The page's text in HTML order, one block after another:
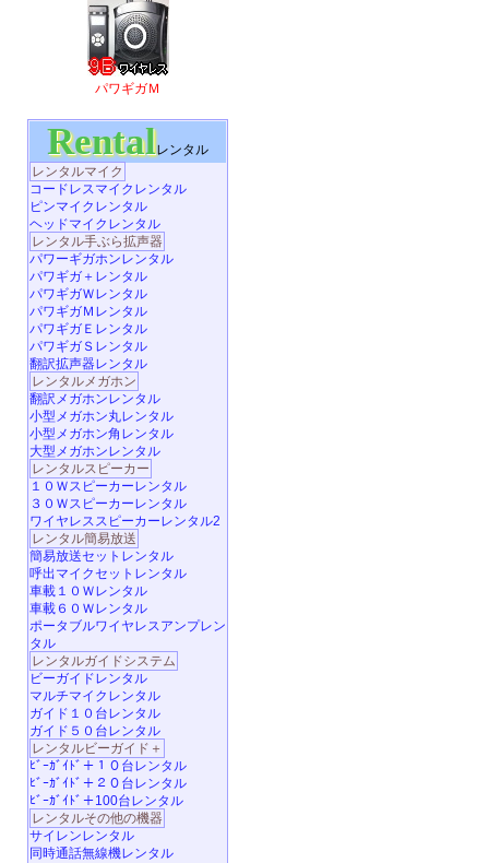
パワギガＭ
Rentalレンタル
レンタルマイク
コードレスマイクレンタル
ピンマイクレンタル
ヘッドマイクレンタル
レンタル手ぶら拡声器
パワーギガホンレンタル
パワギガ＋レンタル
パワギガＷレンタル
パワギガＭレンタル
パワギガＥレンタル
パワギガＳレンタル
翻訳拡声器レンタル
レンタルメガホン
翻訳メガホンレンタル
小型メガホン丸レンタル
小型メガホン角レンタル
大型メガホンレンタル
レンタルスピーカー
１０Ｗスピーカーレンタル
３０Ｗスピーカーレンタル
ワイヤレススピーカーレンタル2
レンタル簡易放送
簡易放送セットレンタル
呼出マイクセットレンタル
車載１０Ｗレンタル
車載６０Ｗレンタル
ポータブルワイヤレスアンプレン
タル
レンタルガイドシステム
ビーガイドレンタル
マルチマイクレンタル
ガイド１０台レンタル
ガイド５０台レンタル
レンタルビーガイド＋
ﾋﾞｰｶﾞｲﾄﾞ＋１０台レンタル
ﾋﾞｰｶﾞｲﾄﾞ＋２０台レンタル
ﾋﾞｰｶﾞｲﾄﾞ＋100台レンタル
レンタルその他の機器
サイレンレンタル
同時通話無線機レンタル